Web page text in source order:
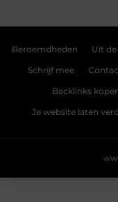
Beroemdheden Uit de
Schrijf mee
Backlinks
Je website laten